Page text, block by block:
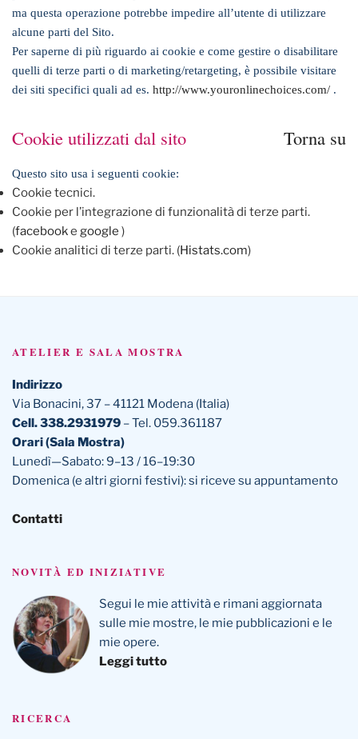
ma questa operazione potrebbe impedire all’utente di utilizzare
alcune parti del Sito.
Per saperne di più riguardo ai cookie e come gestire o disabilitare
quelli di terze parti o di marketing/retargeting, è possibile visitare
dei siti specifici quali ad es. http://www.youronlinechoices.com/ .
Torna su
Cookie utilizzati dal sito
Questo sito usa i seguenti cookie:
Cookie tecnici.
Cookie per l’integrazione di funzionalità di terze parti.
(facebooke google )
Cookie analitici di terze parti. (Histats.com)
ATELIER E SALA MOSTRA
Indirizzo
Via Bonacini, 37 – 41121 Modena (Italia)
Cell. 338.2931979 – Tel. 059.361187
Orari (Sala Mostra)
Lunedì—Sabato: 9–13 / 16–19:30
Domenica (e altri giorni festivi): si riceve su appuntamento
Contatti
NOVITÀ ED INIZIATIVE
Segui le mie attività e rimani aggiornata
sulle mie mostre, le mie pubblicazioni e le
mie opere.
Leggi tutto
RICERCA